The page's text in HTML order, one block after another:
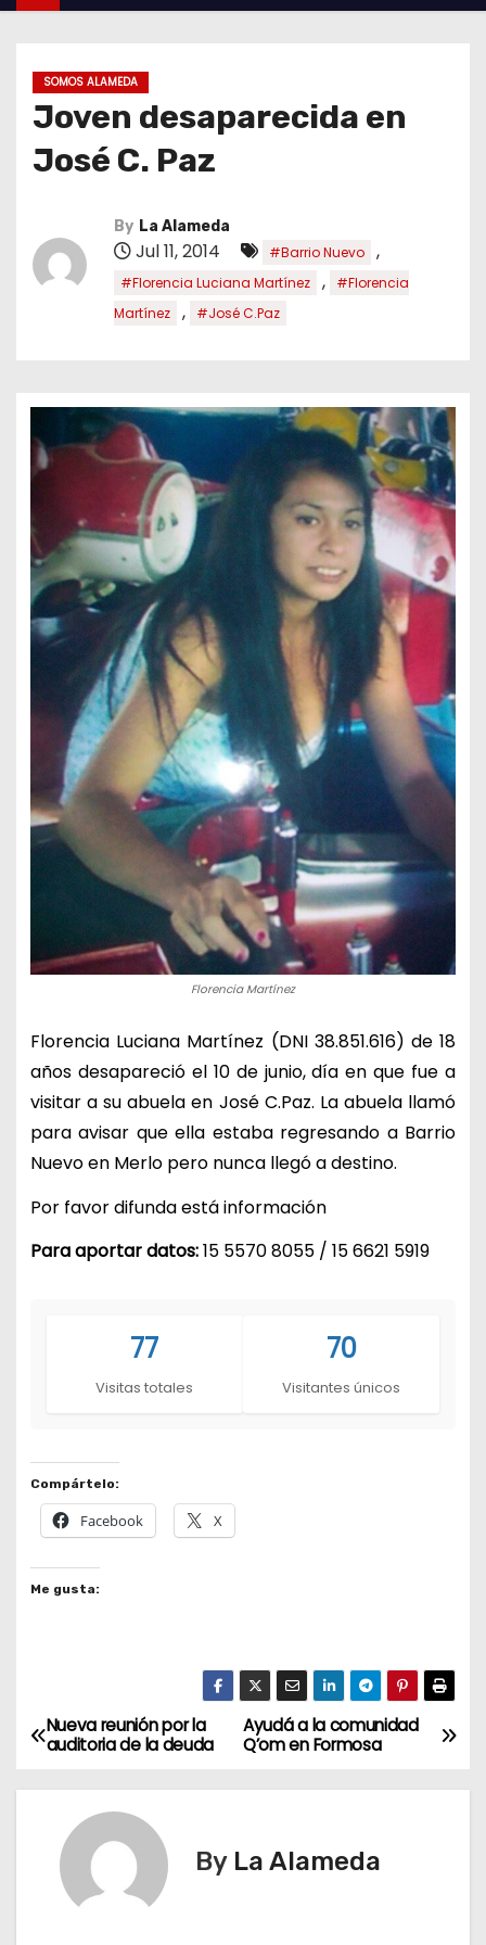
SOMOS ALAMEDA
Joven desaparecida en
José C. Paz
By La Alameda
Jul 11, 2014 #Barrio Nuevo ,
#Florencia Luciana Martínez ,
#Florencia
Martínez
, #José C.Paz
Florencia Martínez
Florencia Luciana Martínez (DNI 38.851.616) de 18
años desapareció el 10 de junio, día en que fue a
visitar a su abuela en José C.Paz. La abuela llamó
para avisar que ella estaba regresando a Barrio
Nuevo en Merlo pero nunca llegó a destino.
Por favor difunda está información
Para aportar datos:15 5570 8055 / 15 6621 5919
77
Visitas totales
70
Visitantes únicos
Compártelo:
Facebook X
Me gusta:
N
a
Ayudá a la comunidad
Q’om en Formosa
Nueva reunión por la
auditoria de la deuda
By La Alameda